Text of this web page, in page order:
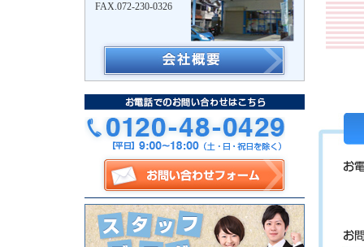
FAX.072-230-0326